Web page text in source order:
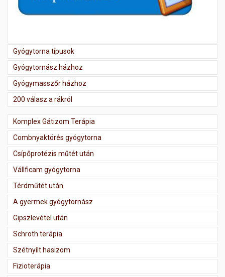
Gyógytorna típusok
Gyógytornász házhoz
Gyógymasszőr házhoz
200 válasz a rákról
Komplex Gátizom Terápia
Combnyaktörés gyógytorna
Csípőprotézis műtét után
Vállficam gyógytorna
Térdműtét után
A gyermek gyógytornász
Gipszlevétel után
Schroth terápia
Szétnyílt hasizom
Fizioterápia